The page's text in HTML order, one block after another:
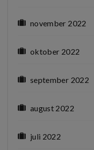
november 2022
oktober 2022
september 2022
august 2022
juli 2022